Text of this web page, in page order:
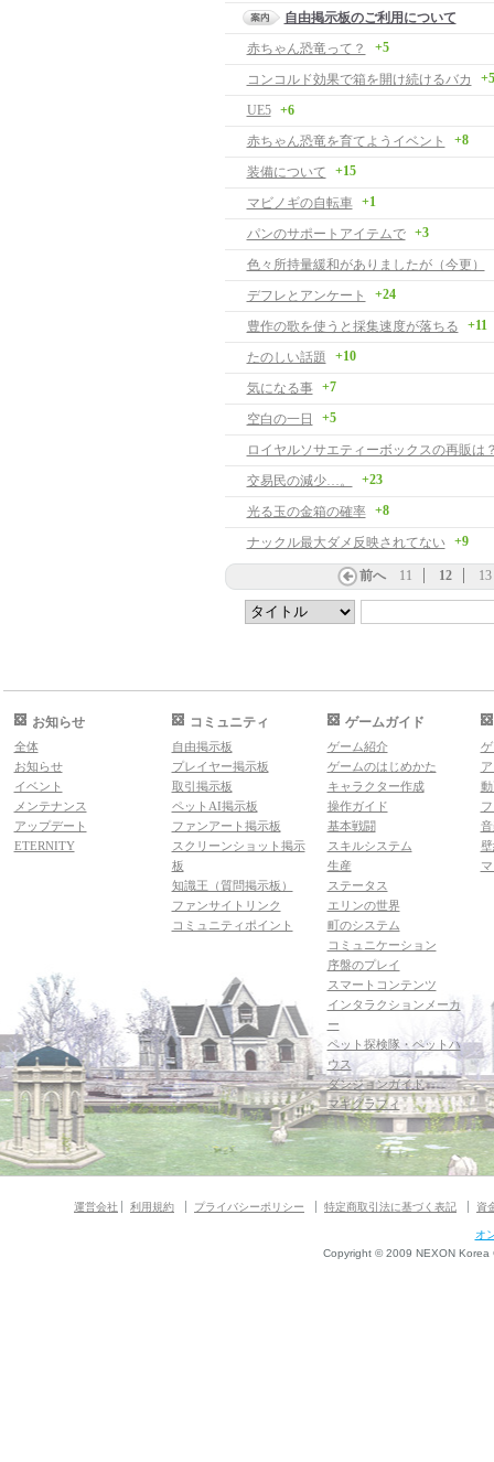
自由掲示板のご利用について
赤ちゃん恐竜って？
+5
コンコルド効果で箱を開け続けるバカ +5
UE5
+6
赤ちゃん恐竜を育てようイベント
+8
装備について +15
マビノギの自転車 +1
パンのサポートアイテムで +3
色々所持量緩和がありましたが（今更）
デフレとアンケート +24
豊作の歌を使うと採集速度が落ちる +11
たのしい話題 +10
気になる事 +7
空白の一日 +5
ロイヤルソサエティーボックスの再販は
交易民の減少…。
+23
光る玉の金箱の確率 +8
ナックル最大ダメ反映されてない +9
前へ 11 12 13
お知らせ
全体
お知らせ
イベント
メンテナンス
アップデート
ETERNITY
コミュニティ
自由掲示板
プレイヤー掲示板
取引掲示板
ペットAI掲示板
ファンアート掲示板
スクリーンショット掲示
板
知識王（質問掲示板）
ファンサイトリンク
コミュニティポイント
ゲームガイド
ゲーム紹介
ゲームのはじめかた
キャラクター作成
操作ガイド
基本戦闘
スキルシステム
生産
ステータス
エリンの世界
町のシステム
コミュニケーション
序盤のプレイ
スマートコンテンツ
インタラクションメーカ
ー
ペット探検隊・ペットハ
ウス
ダンジョンガイド
マギグラフィ
運営会社 利用規約 プライバシーポリシー 特定商取引法に基づく表記 資
オ
Copyright © 2009 NEXON Korea